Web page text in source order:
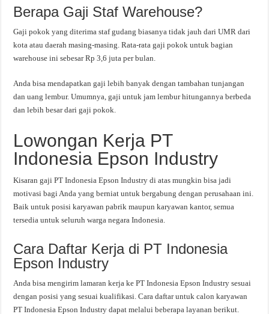
Berapa Gaji Staf Warehouse?
Gaji pokok yang diterima staf gudang biasanya tidak jauh dari UMR dari
kota atau daerah masing-masing. Rata-rata gaji pokok untuk bagian
warehouse ini sebesar Rp 3,6 juta per bulan.
Anda bisa mendapatkan gaji lebih banyak dengan tambahan tunjangan
dan uang lembur. Umumnya, gaji untuk jam lembur hitungannya berbeda
dan lebih besar dari gaji pokok.
Lowongan Kerja PT
Indonesia Epson Industry
Kisaran gaji PT Indonesia Epson Industry di atas mungkin bisa jadi
motivasi bagi Anda yang berniat untuk bergabung dengan perusahaan ini.
Baik untuk posisi karyawan pabrik maupun karyawan kantor, semua
tersedia untuk seluruh warga negara Indonesia.
Cara Daftar Kerja di PT Indonesia
Epson Industry
Anda bisa mengirim lamaran kerja ke PT Indonesia Epson Industry sesuai
dengan posisi yang sesuai kualifikasi. Cara daftar untuk calon karyawan
PT Indonesia Epson Industry dapat melalui beberapa layanan berikut.